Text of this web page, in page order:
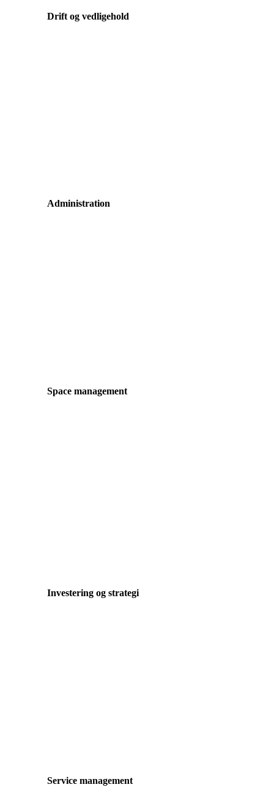
Drift og vedligehold
Administration
Space management
Investering og strategi
Service management